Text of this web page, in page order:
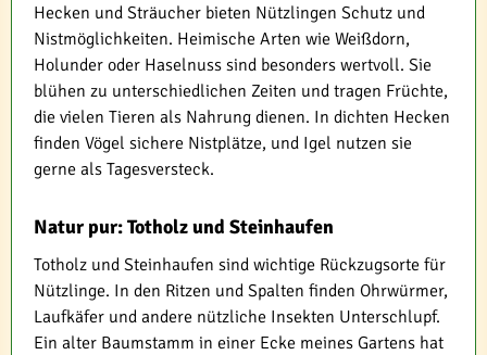
Hecken und Sträucher bieten Nützlingen Schutz und
Nistmöglichkeiten. Heimische Arten wie Weißdorn,
Holunder oder Haselnuss sind besonders wertvoll. Sie
blühen zu unterschiedlichen Zeiten und tragen Früchte,
die vielen Tieren als Nahrung dienen. In dichten Hecken
finden Vögel sichere Nistplätze, und Igel nutzen sie
gerne als Tagesversteck.
Natur pur: Totholz und Steinhaufen
Totholz und Steinhaufen sind wichtige Rückzugsorte für
Nützlinge. In den Ritzen und Spalten finden Ohrwürmer,
Laufkäfer und andere nützliche Insekten Unterschlupf.
Ein alter Baumstamm in einer Ecke meines Gartens hat